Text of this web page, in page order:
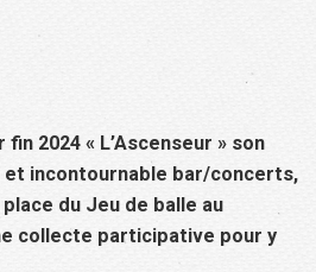
2024 « L’Ascenseur » son
incontournable bar/concerts,
du Jeu de balle au
collecte participative pour y